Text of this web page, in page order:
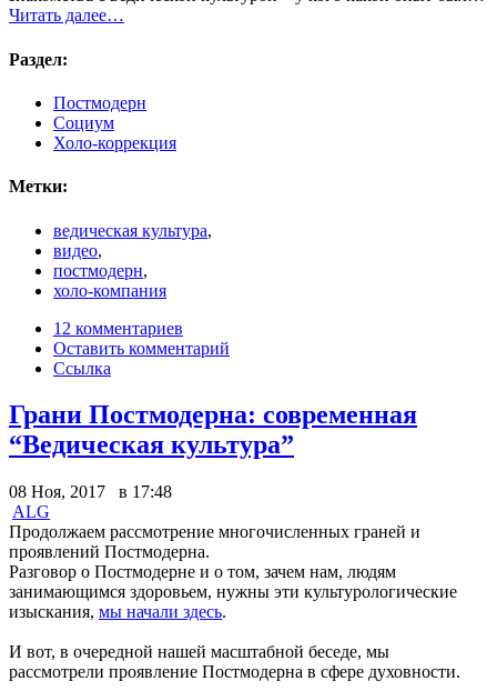
Читать далее…
Раздел:
Постмодерн
Социум
Холо-коррекция
Метки:
ведическая культура,
видео,
постмодерн,
холо-компания
12 комментариев
Оставить комментарий
Ссылка
Грани Постмодерна: современная
“Ведическая культура”
08 Ноя, 2017 в 17:48
ALG
Продолжаем рассмотрение многочисленных граней и
проявлений Постмодерна.
Разговор о Постмодерне и о том, зачем нам, людям
занимающимся здоровьем, нужны эти культурологические
изыскания, мы начали здесь.
И вот, в очередной нашей масштабной беседе, мы
рассмотрели проявление Постмодерна в сфере духовности.